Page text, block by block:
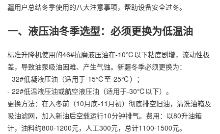
疆用户总结冬季使用的八大注意事项，帮助设备安全过冬。
一、液压油冬季选型：必须更换为低温油
标准升降机使用的46#抗磨液压油在-10℃以下粘度剧增，流动性极
差，导致油泵吸油困难、产生气蚀。新疆冬季必须更换为：
- 32#低凝液压油（适用于-15℃至-25℃）；
- 22#低温液压油或航空液压油（适用于-30℃以下）。
更换方法：在入冬前（10月底-11月初）彻底排空旧油，清洗油箱及
吸油滤网，加入新油后空载运行10分钟排气。费用：以80升油箱
计，油料约800-1200元，人工300元，总计1100-1500元。